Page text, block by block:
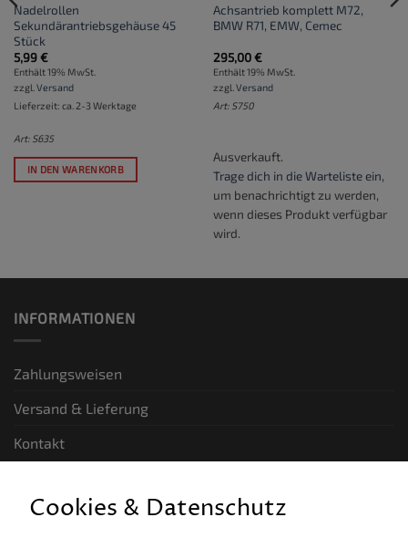
Nadelrollen
Sekundärantriebsgehäuse 45
Stück
5,99€
Enthält 19% MwSt.
zzgl. Versand
Lieferzeit: ca. 2-3 Werktage
Art: S635
IN DEN WARENKORB
Achsantrieb komplett M72,
BMW R71, EMW, Cemec
295,00€
Enthält 19% MwSt.
zzgl. Versand
Art: S750
Ausverkauft.
Trage dich in die Warteliste ein,
um benachrichtigt zu werden,
wenn dieses Produkt verfügbar
wird.
INFORMATIONEN
Zahlungsweisen
Versand & Lieferung
Kontakt
Cookies & Datenschutz